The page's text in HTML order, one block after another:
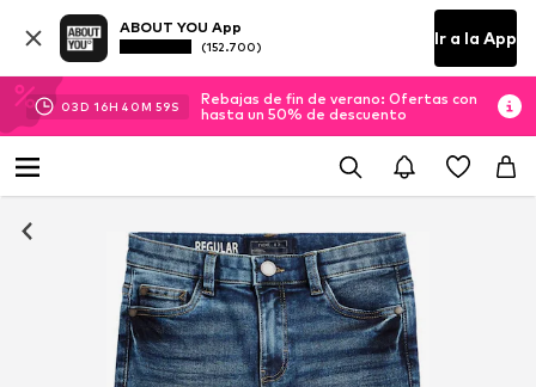
ABOUT YOU App
(152.700) Ir a la App
03D 16H 40M 58S
Rebajas de fin de verano: Ofertas con
hasta un 50% de descuento